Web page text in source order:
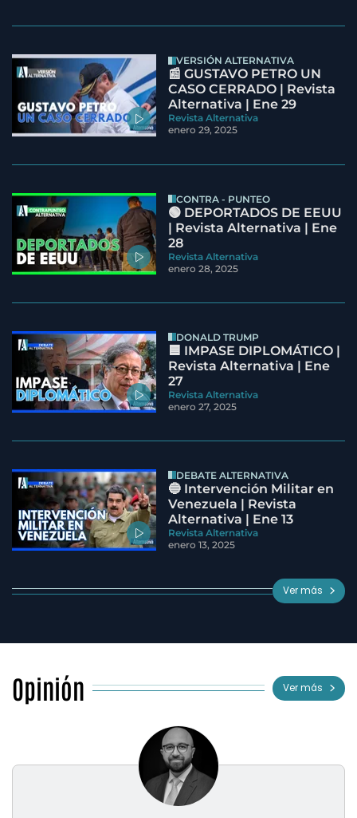
VERSIÓN ALTERNATIVA
📰 GUSTAVO PETRO UN
CASO CERRADO | Revista
Alternativa | Ene 29
Revista Alternativa
enero 29, 2025
CONTRA - PUNTEO
🟢 DEPORTADOS DE EEUU
| Revista Alternativa | Ene
28
Revista Alternativa
enero 28, 2025
DONALD TRUMP
🟦 IMPASE DIPLOMÁTICO |
Revista Alternativa | Ene
27
Revista Alternativa
enero 27, 2025
DEBATE ALTERNATIVA
🔵 Intervención Militar en
Venezuela | Revista
Alternativa | Ene 13
Revista Alternativa
enero 13, 2025
Ver más
Opinión Ver más